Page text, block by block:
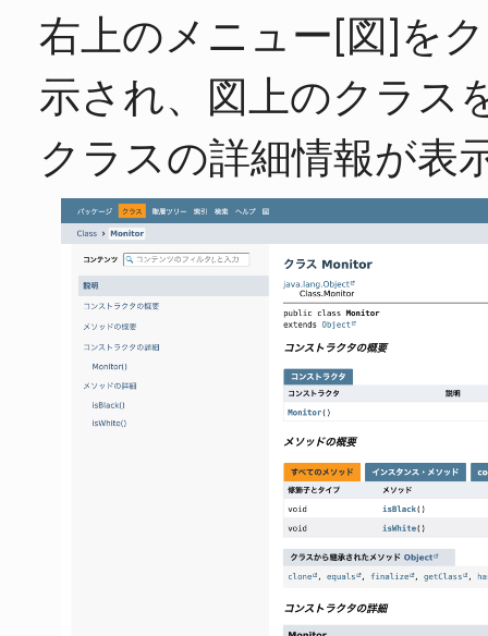
右上のメニュー[図]を
示され、図上のクラス
クラスの詳細情報が表